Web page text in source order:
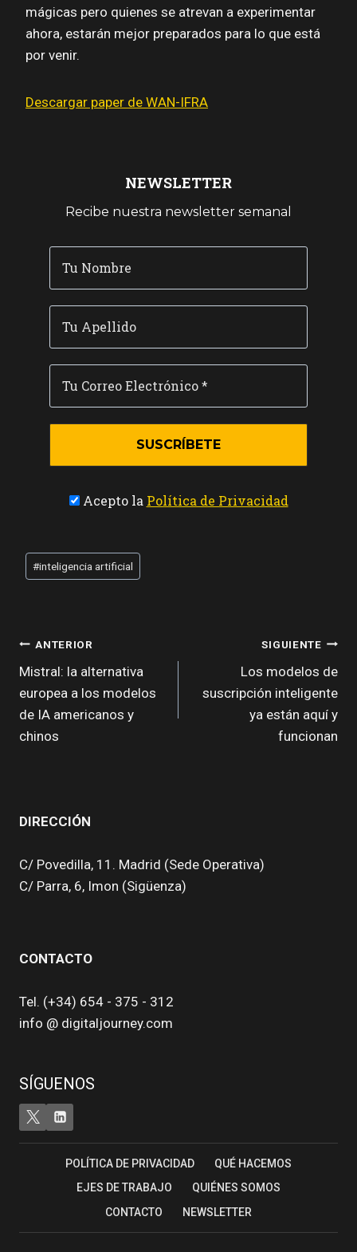
mágicas pero quienes se atrevan a experimentar
ahora, estarán mejor preparados para lo que está
por venir.
Descargar paper de WAN-IFRA
NEWSLETTER
Recibe nuestra newsletter semanal
Acepto la Política de Privacidad
Etiquetas
de
#inteligencia artificial
NAVEGACIÓN
DE
ENTRADAS
ANTERIOR
Mistral: la alternativa
europea a los modelos
de IA americanos y
chinos
SIGUIENTE
Los modelos de
suscripción inteligente
ya están aquí y
funcionan
DIRECCIÓN
C/ Povedilla, 11. Madrid (Sede Operativa)
C/ Parra, 6, Imon (Sigüenza)
CONTACTO
Tel. (+34) 654 - 375 - 312
info @ digitaljourney.com
SÍGUENOS
POLÍTICA DE PRIVACIDAD
QUÉ HACEMOS
EJES DE TRABAJO
QUIÉNES SOMOS
CONTACTO
NEWSLETTER